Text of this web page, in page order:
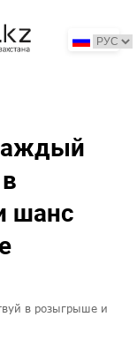
шанс
в розыгрыше и